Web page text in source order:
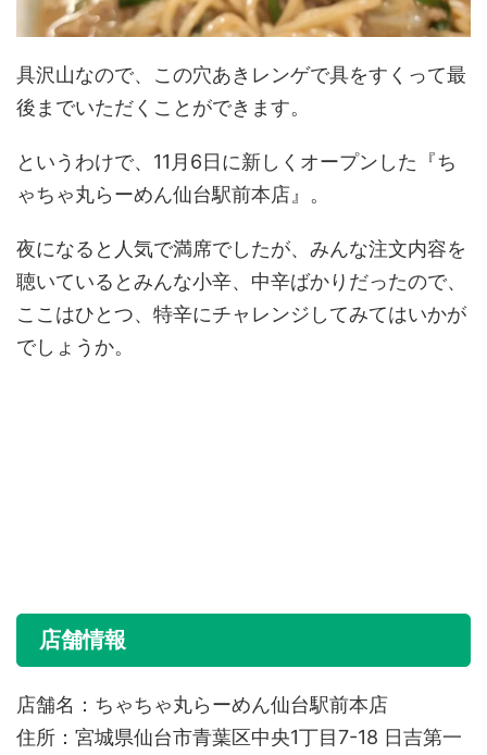
具沢山なので、この穴あきレンゲで具をすくって最
後までいただくことができます。
というわけで、11月6日に新しくオープンした『ち
ゃちゃ丸らーめん仙台駅前本店』。
夜になると人気で満席でしたが、みんな注文内容を
聴いているとみんな小辛、中辛ばかりだったので、
ここはひとつ、特辛にチャレンジしてみてはいかが
でしょうか。
店舗情報
店舗名：ちゃちゃ丸らーめん仙台駅前本店
住所：宮城県仙台市青葉区中央1丁目7-18 日吉第一